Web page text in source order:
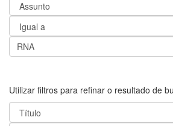
Utilizar filtros para refinar o resultado de